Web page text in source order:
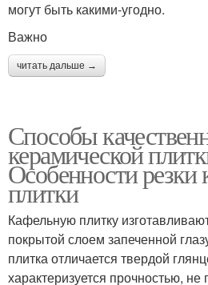
могут быть какими-угодно.
Важно
читать дальше →
Способы
керамической
Особенности резки
плитки
Кафельную плитку
покрытой слоем запеченной
плитка отличается твердой
характеризуется прочностью,